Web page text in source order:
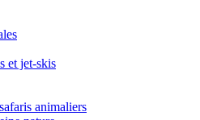
et jet-skis
animaliers